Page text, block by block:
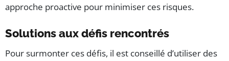
approche proactive pour minimiser ces risques.
Solutions aux défis rencontrés
Pour surmonter ces défis, il est conseillé d’utiliser des